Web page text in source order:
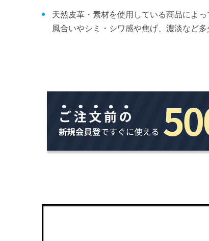
天然皮革・素材を使用している商品によ
風合いやシミ・シワ感や焦げ、濃淡など